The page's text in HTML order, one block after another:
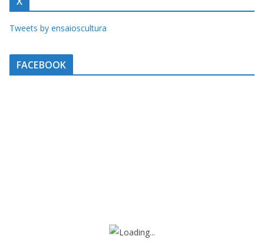
Tweets by ensaioscultura
FACEBOOK